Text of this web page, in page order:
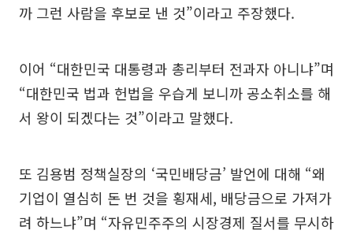
까 그런 사람을 후보로 낸 것”이라고 주장했다.
이어 “대한민국 대통령과 총리부터 전과자 아니냐”며
“대한민국 법과 헌법을 우습게 보니까 공소취소를 해
서 왕이 되겠다는 것”이라고 말했다.
또 김용범 정책실장의 ‘국민배당금’ 발언에 대해 “왜
기업이 열심히 돈 번 것을 횡재세, 배당금으로 가져가
려 하느냐”며 “자유민주주의 시장경제 질서를 무시하